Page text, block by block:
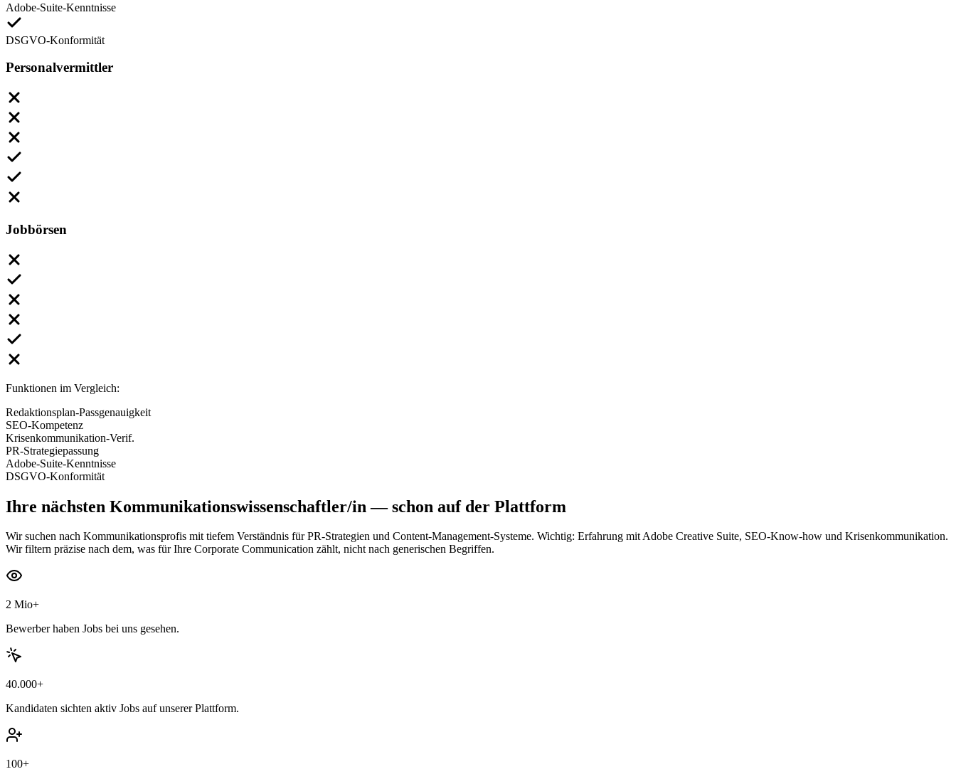
Adobe-Suite-Kenntnisse
DSGVO-Konformität
Personalvermittler
Jobbörsen
Funktionen im Vergleich:
Redaktionsplan-Passgenauigkeit
SEO-Kompetenz
Krisenkommunikation-Verif.
PR-Strategiepassung
Adobe-Suite-Kenntnisse
DSGVO-Konformität
Ihre nächsten Kommunikationswissenschaftler/in — schon auf der Plattform
Wir suchen nach Kommunikationsprofis mit tiefem Verständnis für PR-Strategien und Content-Management-Systeme. Wichtig: Erfahrung mit Adobe Creative Suite, SEO-Know-how und Krisenkommunikation.
Wir filtern präzise nach dem, was für Ihre Corporate Communication zählt, nicht nach generischen Begriffen.
2 Mio+
Bewerber haben Jobs bei uns gesehen.
40.000+
Kandidaten sichten aktiv Jobs auf unserer Plattform.
100+